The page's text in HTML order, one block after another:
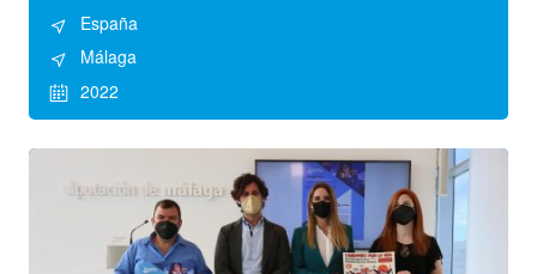
España
Málaga
2022